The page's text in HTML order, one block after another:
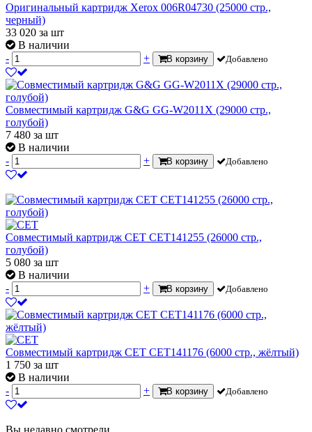
Оригинальный картридж Xerox 006R04730 (25000 стр.,
черный)
33 020 за шт
В наличии
-
+ В корзину Добавлено
Совместимый картридж G&G GG-W2011X (29000 стр.,
голубой)
7 480 за шт
В наличии
-
+ В корзину Добавлено
Совместимый картридж CET CET141255 (26000 стр.,
голубой)
5 080 за шт
В наличии
-
+ В корзину Добавлено
Совместимый картридж CET CET141176 (6000 стр., жёлтый)
1 750 за шт
В наличии
-
+ В корзину Добавлено
Вы недавно смотрели